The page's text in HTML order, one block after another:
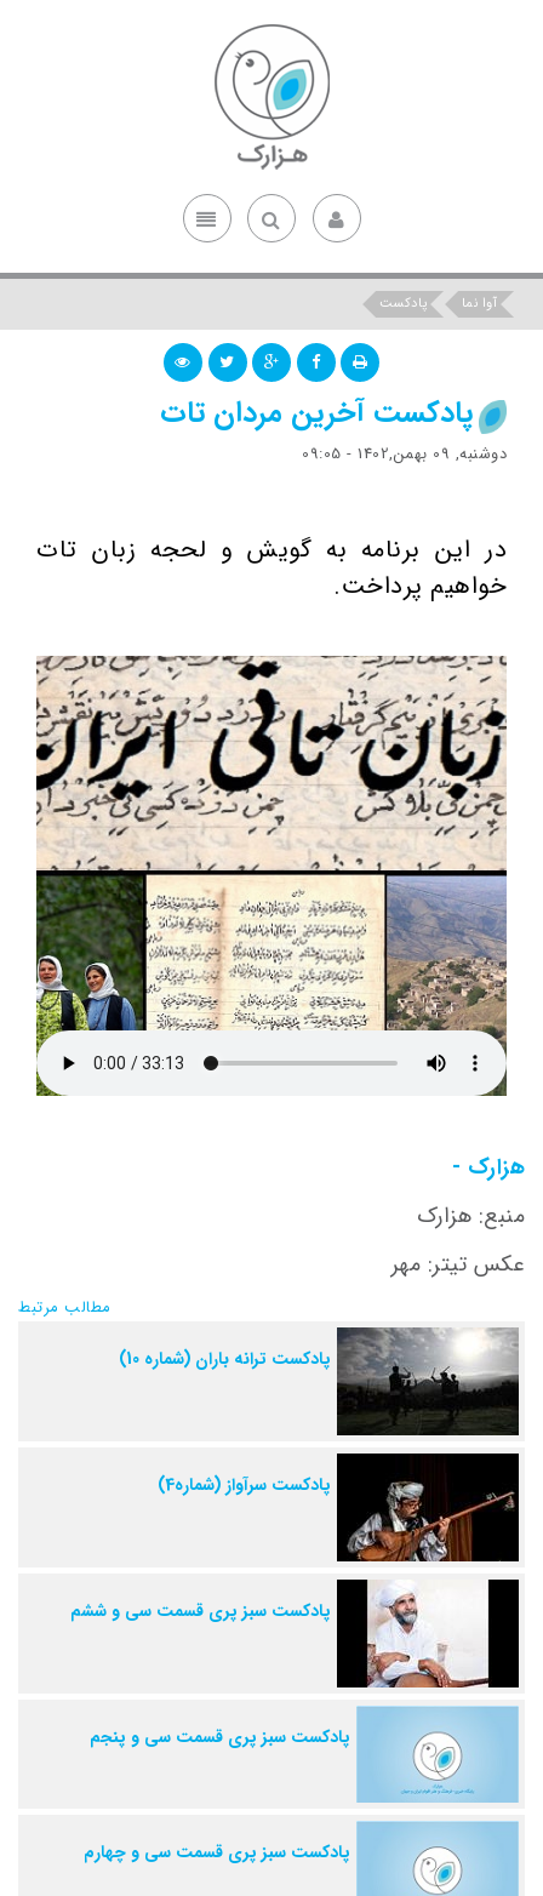
آوا نما پادکست
پادکست آخرین مردان تات
دوشنبه, 09 بهمن,1402 - 09:05
در این برنامه به گویش و لحجه زبان تات
خواهیم پرداخت.
هزارک -
منبع: هزارک
عکس تیتر: مهر
مطالب مرتبط
پادکست ترانه باران (شماره 10)
پادکست سرآواز (شماره4)
پادکست سبز پری قسمت سی و ششم
پادکست سبز پری قسمت سی و پنجم
پادکست سبز پری قسمت سی و چهارم